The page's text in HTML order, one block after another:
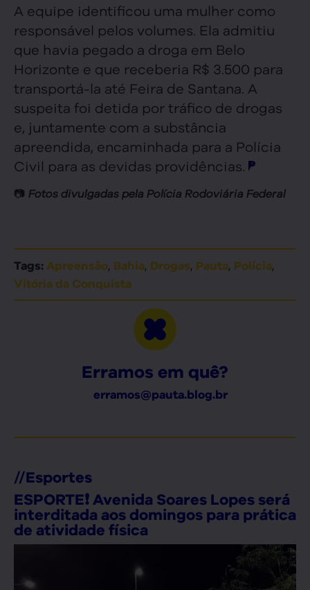
A equipe identificou uma mulher como
responsável pelos volumes. Ela admitiu
que havia pegado a droga em Belo
Horizonte e que receberia R$ 3.500 para
transportá-la até Feira de Santana. A
suspeita foi detida por tráfico de drogas
e, juntamente com a substância
apreendida, encaminhada para a Polícia
Civil para as devidas providências.
📷 Fotos divulgadas pela Polícia Rodoviária Federal
Tags: Apreensão, Bahia, Drogas, Pauta, Polícia,
Vitória da Conquista
Erramos em quê?
erramos@pauta.blog.br
//Esportes
ESPORTE❗ Avenida Soares Lopes será
interditada aos domingos para prática
de atividade física